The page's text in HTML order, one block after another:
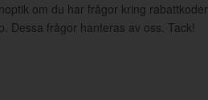
om du har frågor kring rabattkoder
Dessa frågor hanteras av oss. Tack!